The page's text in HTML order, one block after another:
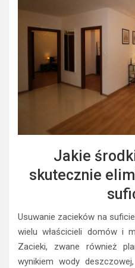
Jakie
skutecznie
Usuwanie zacieków na
wielu właścicieli domów i
Zacieki, zwane również
wynikiem wody